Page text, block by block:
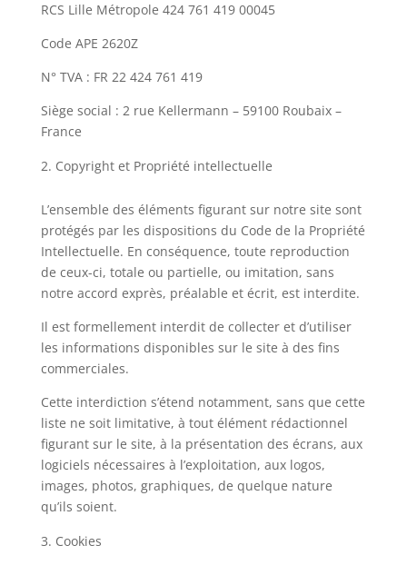
RCS Lille Métropole 424 761 419 00045
Code APE 2620Z
N° TVA : FR 22 424 761 419
Siège social : 2 rue Kellermann – 59100 Roubaix –
France
Copyright et Propriété intellectuelle
L’ensemble des éléments figurant sur notre site sont
protégés par les dispositions du Code de la Propriété
Intellectuelle. En conséquence, toute reproduction
de ceux-ci, totale ou partielle, ou imitation, sans
notre accord exprès, préalable et écrit, est interdite.
Il est formellement interdit de collecter et d’utiliser
les informations disponibles sur le site à des fins
commerciales.
Cette interdiction s’étend notamment, sans que cette
liste ne soit limitative, à tout élément rédactionnel
figurant sur le site, à la présentation des écrans, aux
logiciels nécessaires à l’exploitation, aux logos,
images, photos, graphiques, de quelque nature
qu’ils soient.
Cookies